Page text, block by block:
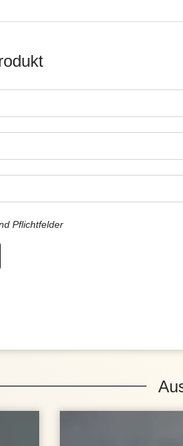
Pflichtfelder